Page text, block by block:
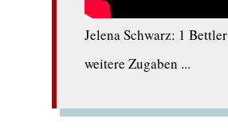
Jelena Schwarz: 1 Bettler
weitere Zugaben ...